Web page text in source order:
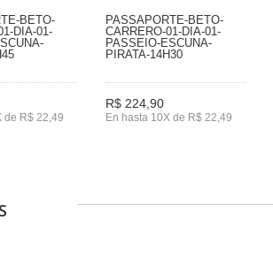
BETO-
DIA-01-
de R$ 22,49
PASSAPORTE-BETO-
CARRERO-01-DIA-01-
PASSEIO-ESCUNA-
PIRATA-14H30
R$ 224,90
En hasta 10X de R$ 22,49